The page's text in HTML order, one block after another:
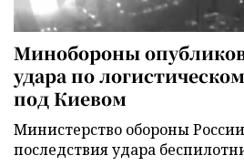
Минобороны
удара по
под Киевом
Министерство обороны
последствия удара